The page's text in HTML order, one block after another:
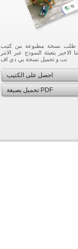
طلب نسخة مطبوعة من كتيب
الاخير بتعبئة النموذج عبر الانتر
نت و تحميل نسخة بي دي اف
احصل على الكتيب
تحميل بصيغة PDF